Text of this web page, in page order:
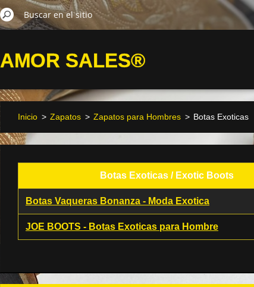
AMOR SALES®
Inicio > Zapatos > Zapatos para Hombres > Botas Exoticas
Botas Exoticas / Exotic Boots
Botas Vaqueras Bonanza - Moda Exotica
JOE BOOTS - Botas Exoticas para Hombre